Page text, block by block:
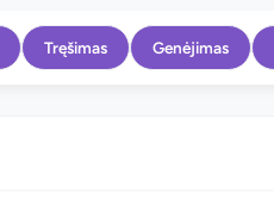
Tręšimas Genėjimas